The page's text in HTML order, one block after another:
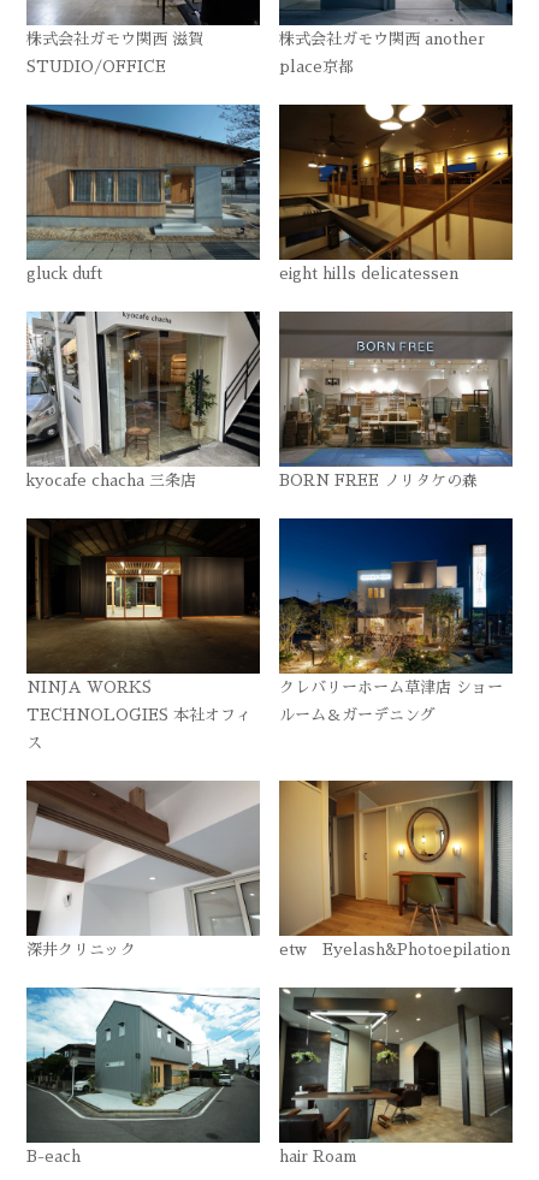
株式会社ガモウ関西 滋賀
STUDIO/OFFICE
株式会社ガモウ関西 another
place京都
gluck duft eight hills delicatessen
kyocafe chacha 三条店 BORN FREE ノリタケの森
NINJA WORKS
TECHNOLOGIES 本社オフィ
ス
クレバリーホーム草津店 ショー
ルーム＆ガーデニング
深井クリニック etw Eyelash&Photoepilation
B-each hair Roam